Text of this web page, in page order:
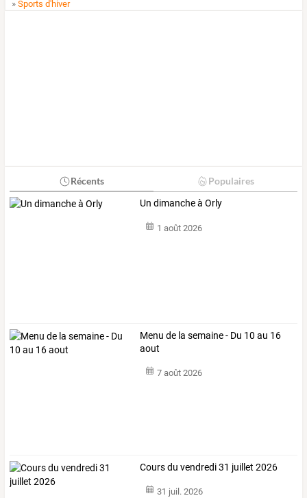
»Sports d'hiver
Récents Populaires
Un dimanche à Orly
1 août 2026
Menu de la semaine - Du 10 au 16
aout
7 août 2026
Cours du vendredi 31 juillet 2026
31 juil. 2026